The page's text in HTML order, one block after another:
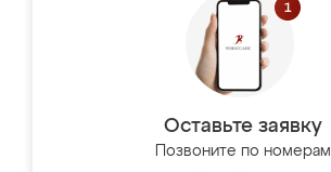
Оставьте заявку
Позвоните по номерам